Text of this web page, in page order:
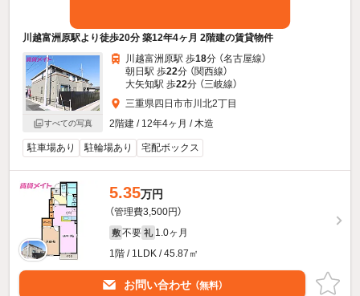
川越富洲原駅より徒歩20分 築12年4ヶ月 2階建の賃貸物件
すべての写真
川越富洲原駅 歩18分 （名古屋線）
朝日駅 歩22分 （関西線）
大矢知駅 歩22分 （三岐線）
三重県四日市市川北2丁目
2階建 / 12年4ヶ月 / 木造
駐車場あり 駐輪場あり 宅配ボックス
5.35万円
（管理費3,500円）
敷 不要 礼 1.0ヶ月
1階 / 1LDK / 45.87㎡
お問い合わせ （無料）